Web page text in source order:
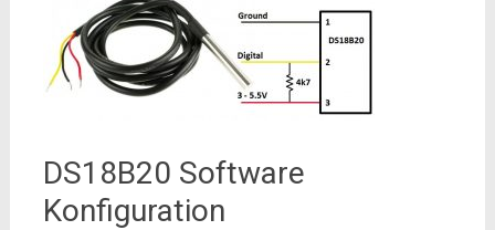
DS18B20 Software
Konfiguration